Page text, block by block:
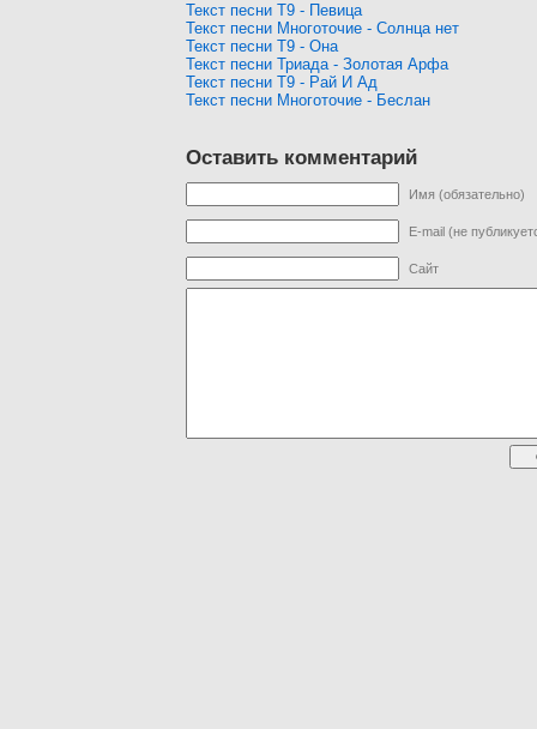
Текст песни Т9 - Певица
Текст песни Многоточие - Солнца нет
Текст песни Т9 - Она
Текст песни Триада - Золотая Арфа
Текст песни Т9 - Рай И Ад
Текст песни Многоточие - Беслан
Оставить комментарий
Имя (обязательно)
E-mail (не
Сайт